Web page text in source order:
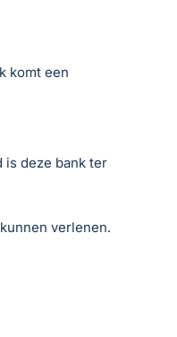
komt een
is deze bank ter
verlenen.